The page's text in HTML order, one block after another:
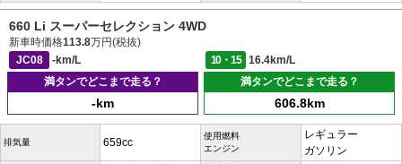
660 Li スーパーセレクション 4WD
新車時価格113.8万円(税抜)
JC08
-km/L 10・15
16.4km/L
満タンでどこまで走る？
-km
満タンでどこまで走る？
606.8km
排気量 659cc
使用燃料
エンジン
レギュラー
ガソリン